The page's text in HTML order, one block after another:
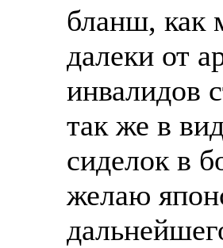
бланш, как
далеки от
инвалидов
так же в
сиделок в
желаю